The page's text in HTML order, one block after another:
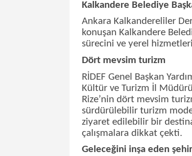
Kalkandere Belediye
Ankara Kalkandereliler
konuşan Kalkandere
sürecini ve yerel
Dört mevsim turizm
RİDEF Genel Başkan
Kültür ve Turizm İl
Rize’nin dört mevsim
sürdürülebilir turizm
ziyaret edilebilir bir
çalışmalara dikkat çekti.
Geleceğini inşa eden